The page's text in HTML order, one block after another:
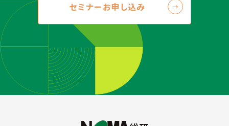
セミナーお申し込み